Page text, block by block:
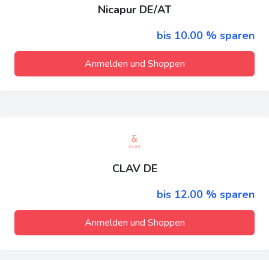
Nicapur DE/AT
bis 10.00 % sparen
Anmelden und Shoppen
CLAV DE
bis 12.00 % sparen
Anmelden und Shoppen